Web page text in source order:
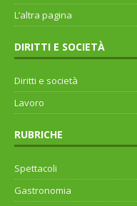
L’altra pagina
DIRITTI E SOCIETÀ
Diritti e società
Lavoro
RUBRICHE
Spettacoli
Gastronomia